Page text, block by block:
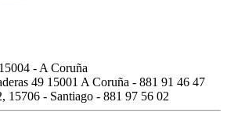
- A Coruña
49 15001 A Coruña - 881 91 46 47
15706 - Santiago - 881 97 56 02